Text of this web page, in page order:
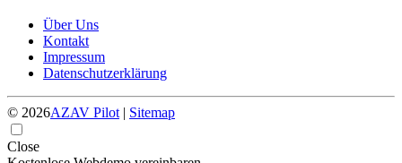
Über Uns
Kontakt
Impressum
Datenschutzerklärung
© 2026AZAV Pilot | Sitemap
Close